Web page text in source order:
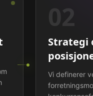
02
Strategi
Vi definerer